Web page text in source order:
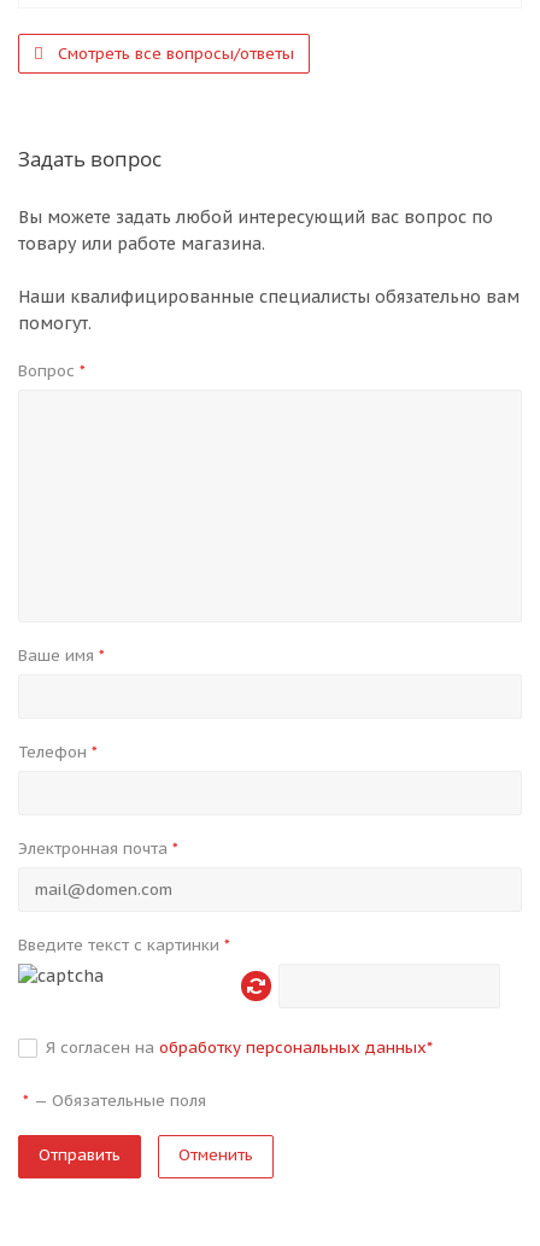
Смотреть все вопросы/ответы
Задать вопрос
Вы можете задать любой интересующий вас вопрос по
товару или работе магазина.
Наши квалифицированные специалисты обязательно вам
помогут.
Вопрос *
Ваше имя *
Телефон *
Электронная почта *
Введите текст с картинки *
Я согласен на обработку персональных данных*
* — Обязательные поля
Отменить